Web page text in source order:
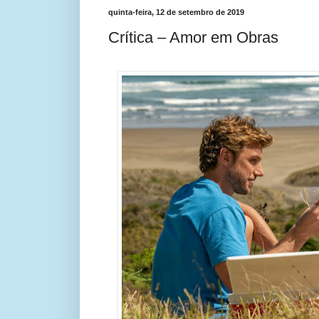
quinta-feira, 12 de setembro de 2019
Crítica – Amor em Obras